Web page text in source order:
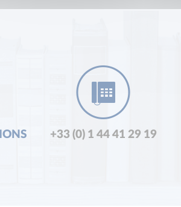
+33 (0) 1 44 41 29 19